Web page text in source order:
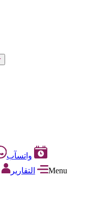
واتسآب
التقارير
Menu